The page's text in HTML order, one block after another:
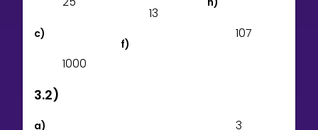
c)
1000
13
f)
107
3.2)
a) 3